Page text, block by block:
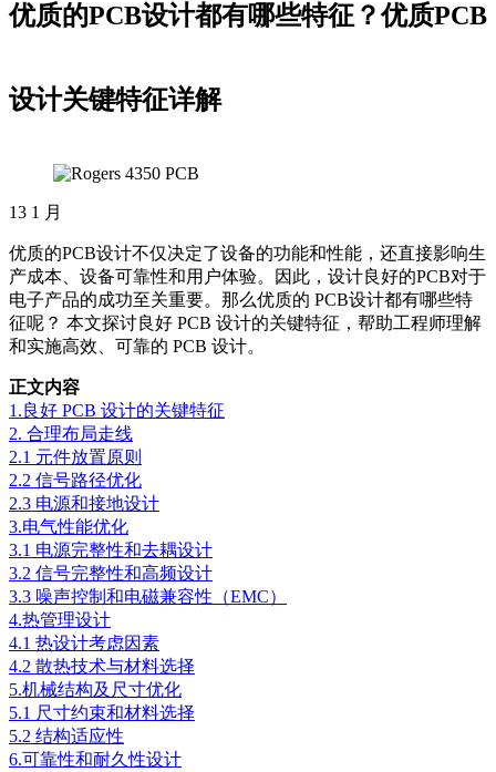
优质的PCB设计都有哪些特征？优质PCB
设计关键特征详解
13 1 月
优质的PCB设计不仅决定了设备的功能和性能，还直接影响生
产成本、设备可靠性和用户体验。因此，设计良好的PCB对于
电子产品的成功至关重要。那么优质的 PCB设计都有哪些特
征呢？ 本文探讨良好 PCB 设计的关键特征，帮助工程师理解
和实施高效、可靠的 PCB 设计。
正文内容
1.良好 PCB 设计的关键特征
2. 合理布局走线
2.1 元件放置原则
2.2 信号路径优化
2.3 电源和接地设计
3.电气性能优化
3.1 电源完整性和去耦设计
3.2 信号完整性和高频设计
3.3 噪声控制和电磁兼容性（EMC）
4.热管理设计
4.1 热设计考虑因素
4.2 散热技术与材料选择
5.机械结构及尺寸优化
5.1 尺寸约束和材料选择
5.2 结构适应性
6.可靠性和耐久性设计